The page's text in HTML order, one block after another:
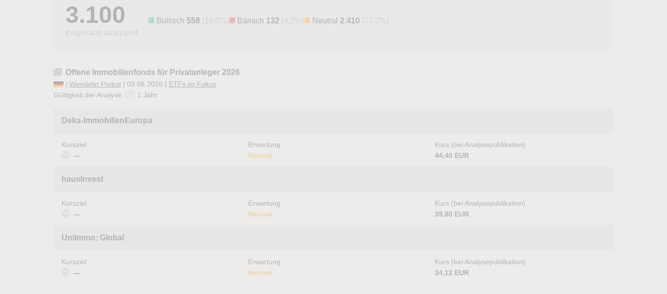
3.100
Insgesamt analysiert
Bullisch 558 (18,0%) Bärisch 132 (4,3%) Neutral 2.410 (77,7%)
Offene Immobilienfonds für Privatanleger 2026
| Wendelin Probst | 09.06.2026 | ETFs im Fokus
Gültigkeit der Analyse:
1 Jahr
Deka-ImmobilienEuropa
Kursziel
—
Erwartung
Neutral
Kurs (bei Analysepublikation)
44,40 EUR
hausInvest
Kursziel
—
Erwartung
Neutral
Kurs (bei Analysepublikation)
39,80 EUR
UniImmo: Global
Kursziel
—
Erwartung
Neutral
Kurs (bei Analysepublikation)
34,12 EUR